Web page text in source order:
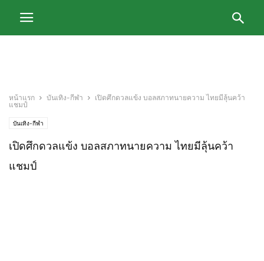
หน้าแรก บันเทิง-กีฬา
เปิดศึกดวลแข้ง บอลสภาทนายความ ไทยมีลุ้นคว้า
แชมป์
บันเทิง-กีฬา
เปิดศึกดวลแข้ง บอลสภาทนายความ ไทยมีลุ้นคว้า
แชมป์